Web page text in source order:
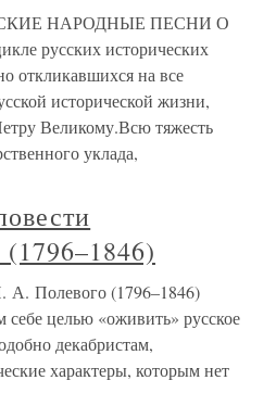
НАРОДНЫЕ ПЕСНИ О
русских исторических
откликавшихся на все
исторической жизни,
Великому.Всю тяжесть
уклада,
А. Полевого (1796–1846)
целью «оживить» русское
декабристам,
характеры, которым нет